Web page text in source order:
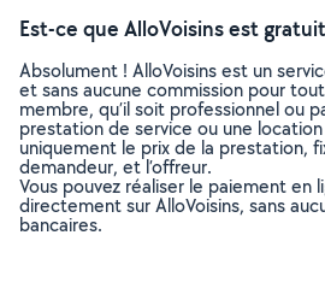
Est-ce que AlloVoisins est
Absolument ! AlloVoisins est un
et sans aucune commission pour
membre, qu’il soit professionnel ou
prestation de service ou une
uniquement le prix de la prestation,
demandeur, et l’offreur.
Vous pouvez réaliser le paiement en
directement sur AlloVoisins, sans
bancaires.